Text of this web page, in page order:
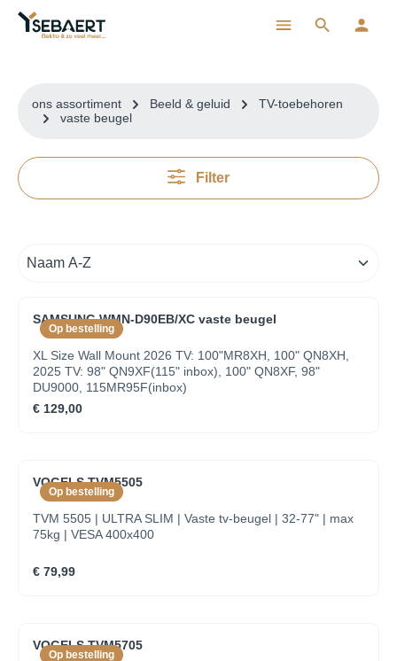
ons assortiment Beeld & geluid
TV-toebehoren
vaste beugel
Filter
Op bestelling
SAMSUNG WMN-D90EB/XC vaste beugel
XL Size Wall Mount 2026 TV: 100"MR8XH, 100" QN8XH,
2025 TV: 98" QN9XF(115" inbox), 100" QN8XF, 98"
DU9000, 115MR95F(inbox)
€ 129,00
Op bestelling
VOGELS TVM5505
TVM 5505 | ULTRA SLIM | Vaste tv-beugel | 32-77" | max
75kg | VESA 400x400
€ 79,99
Op bestelling
VOGELS TVM5705